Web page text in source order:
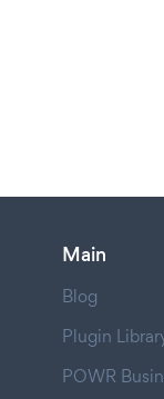
Main
Blog
Plugin
POWR